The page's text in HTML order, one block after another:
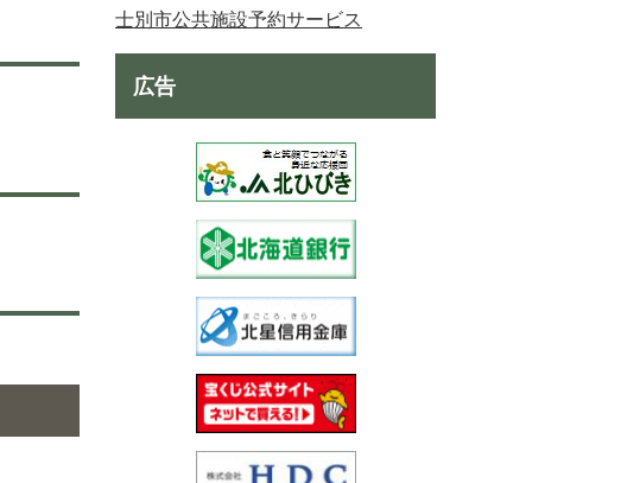
士別市公共施設予約サービス
広告